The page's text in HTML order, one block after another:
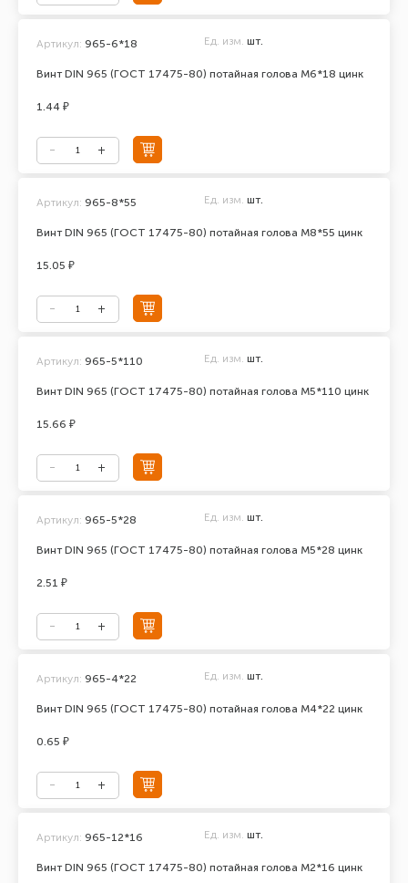
Винт DIN 965 (ГОСТ 17475-80) потайная голова М6*18 цинк
Артикул: 965-6*18 Ед. изм. шт.
1.44 ₽
Винт DIN 965 (ГОСТ 17475-80) потайная голова М8*55 цинк
Артикул: 965-8*55 Ед. изм. шт.
15.05 ₽
Винт DIN 965 (ГОСТ 17475-80) потайная голова М5*110 цинк
Артикул: 965-5*110 Ед. изм. шт.
15.66 ₽
Винт DIN 965 (ГОСТ 17475-80) потайная голова М5*28 цинк
Артикул: 965-5*28 Ед. изм. шт.
2.51 ₽
Винт DIN 965 (ГОСТ 17475-80) потайная голова М4*22 цинк
Артикул: 965-4*22 Ед. изм. шт.
0.65 ₽
Винт DIN 965 (ГОСТ 17475-80) потайная голова М2*16 цинк
Артикул: 965-12*16 Ед. изм. шт.